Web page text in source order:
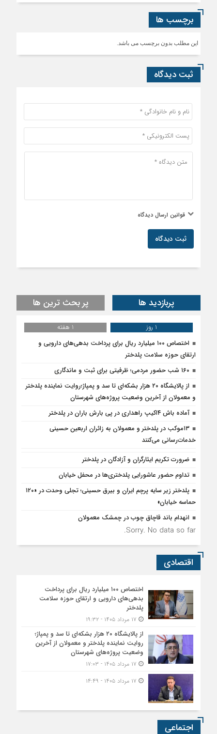
برچسب ها
این مطلب بدون برچسب می باشد.
ثبت دیدگاه
قوانین ارسال دیدگاه
ثبت دیدگاه
پربازدید ها پر بحث ترین ها
1 روز
1 هفته
اختصاص ۱۰۰ میلیارد ریال برای پرداخت بدهی‌های دارویی و
ارتقای حوزه سلامت پلدختر
۱۶۰ شب حضور مردمی؛ ظرفیتی برای ثبت و ماندگاری
از پالایشگاه ۲۰ هزار بشکه‌ای تا سد و پمپاژ؛روایت نماینده پلدختر
و معمولان از آخرین وضعیت پروژه‌های شهرستان
آماده باش ۴‌اکیپ راهداری در پی بارش باران در پلدختر
۱۳موکب در پلدختر و معمولان به زائران اربعین حسینی
خدمات‌رسانی می‌کنند
ضرورت تکریم ایثارگران و آزادگان در پلدختر
تداوم حضور عاشورایی پلدختری‌ها در محفل خیابان
پلدختر زیر سایه پرچم ایران و بیرق حسینی؛ تجلی وحدت در «۱۲۰
حماسه خیابان»
انهدام باند قاچاق چوب در چمشک معمولان
Sorry. No data so far.
اقتصادی
اختصاص ۱۰۰ میلیارد ریال برای پرداخت
بدهی‌های دارویی و ارتقای حوزه سلامت
پلدختر
از پالایشگاه ۲۰ هزار بشکه‌ای تا سد و پمپاژ؛
روایت نماینده پلدختر و معمولان از آخرین
وضعیت پروژه‌های شهرستان
اجتماعی